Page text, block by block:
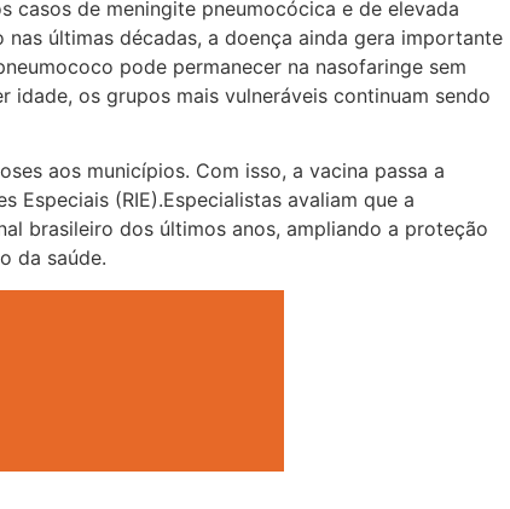
casos de meningite pneumocócica e de elevada
últimas décadas, a doença ainda gera importante
pode permanecer na nasofaringe sem
os grupos mais vulneráveis continuam sendo
aos municípios. Com isso, a vacina passa a
Especiais (RIE).Especialistas avaliam que a
brasileiro dos últimos anos, ampliando a proteção
da saúde.